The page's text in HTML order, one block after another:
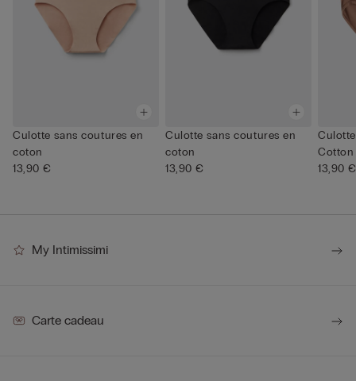
Culotte sans coutures en
coton
13,90 €
Culotte sans coutures en
coton
13,90 €
Cotton
13,90 €
My Intimissimi
Carte cadeau